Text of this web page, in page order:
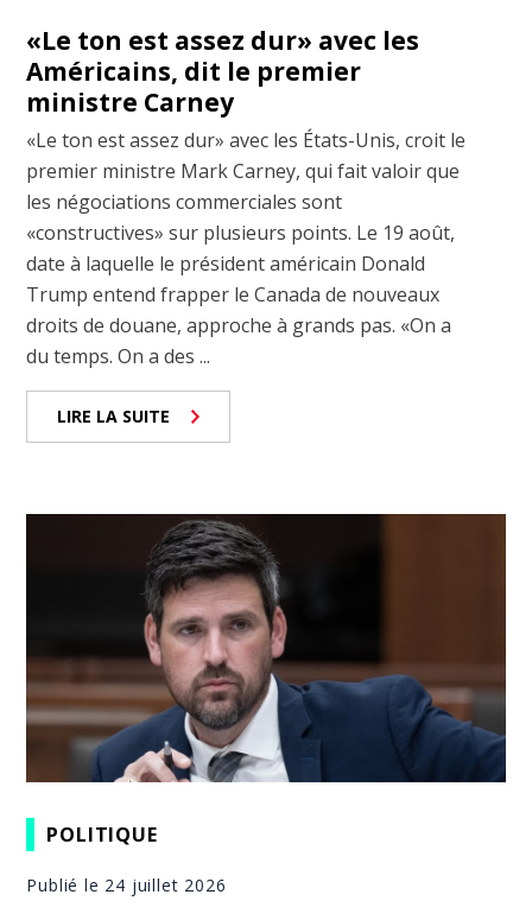
«Le ton est assez dur» avec les
Américains, dit le premier
ministre Carney
«Le ton est assez dur» avec les États-Unis, croit le
premier ministre Mark Carney, qui fait valoir que
les négociations commerciales sont
«constructives» sur plusieurs points. Le 19 août,
date à laquelle le président américain Donald
Trump entend frapper le Canada de nouveaux
droits de douane, approche à grands pas. «On a
du temps. On a des ...
LIRE LA SUITE
POLITIQUE
Publié le 24 juillet 2026